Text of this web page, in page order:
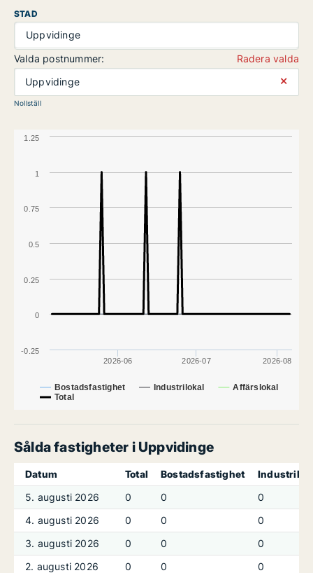
STAD
Uppvidinge
Valda postnummer:
Radera valda
Uppvidinge
⨯
Nollställ
Bostadsfastighet Industrilokal
Affärslokal
Total
2026-06 2026-07 2026-08
0
1
-0.25
0.25
0.5
0.75
1.25
Sålda fastigheter i Uppvidinge
Datum Total Bostadsfastighet
5. augusti 2026
0 0
0
4. augusti 2026
0 0
0
3. augusti 2026
0 0
0
2. augusti 2026
0 0
0